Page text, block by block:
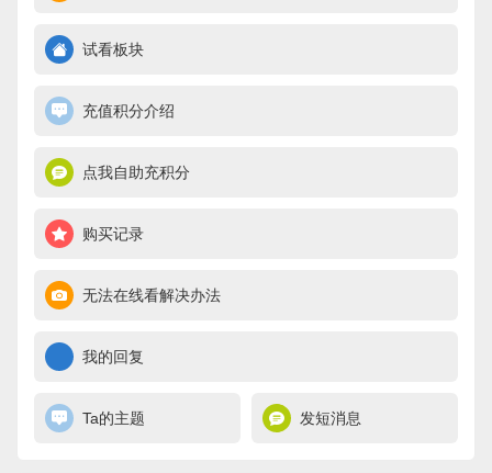
试看板块
充值积分介绍
点我自助充积分
购买记录
无法在线看解决办法
我的回复
Ta的主题 发短消息